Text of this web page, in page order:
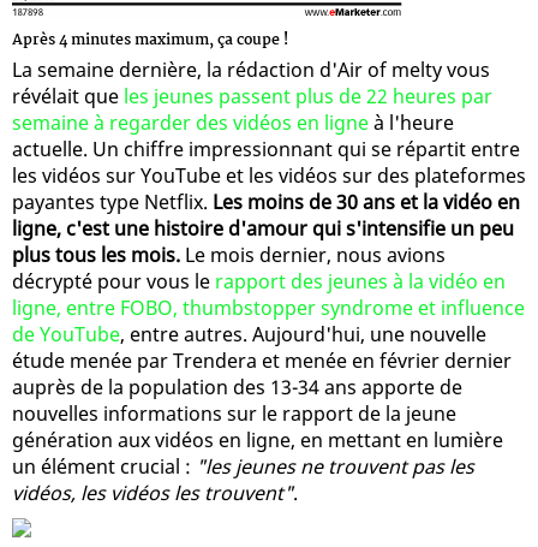
Après 4 minutes maximum, ça coupe !
La semaine dernière, la rédaction d'Air of melty vous
révélait que les jeunes passent plus de 22 heures par
semaine à regarder des vidéos en ligneà l'heure
actuelle. Un chiffre impressionnant qui se répartit entre
les vidéos sur YouTube et les vidéos sur des plateformes
payantes type Netflix. Les moins de 30 ans et la vidéo en
ligne, c'est une histoire d'amour qui s'intensifie un peu
plus tous les mois. Le mois dernier, nous avions
décrypté pour vous le rapport des jeunes à la vidéo en
ligne, entre FOBO, thumbstopper syndrome et influence
de YouTube, entre autres. Aujourd'hui, une nouvelle
étude menée par Trendera et menée en février dernier
auprès de la population des 13-34 ans apporte de
nouvelles informations sur le rapport de la jeune
génération aux vidéos en ligne, en mettant en lumière
un élément crucial : "les jeunes ne trouvent pas les
vidéos, les vidéos les trouvent".